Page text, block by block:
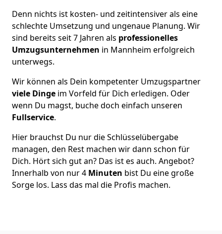
Denn nichts ist kosten- und zeitintensiver als eine
schlechte Umsetzung und ungenaue Planung. Wir
sind bereits seit 7 Jahren als professionelles
Umzugsunternehmen in Mannheim erfolgreich
unterwegs.
Wir können als Dein kompetenter Umzugspartner
viele Dinge im Vorfeld für Dich erledigen. Oder
wenn Du magst, buche doch einfach unseren
Fullservice.
Hier brauchst Du nur die Schlüsselübergabe
managen, den Rest machen wir dann schon für
Dich. Hört sich gut an? Das ist es auch. Angebot?
Innerhalb von nur 4 Minuten bist Du eine große
Sorge los. Lass das mal die Profis machen.